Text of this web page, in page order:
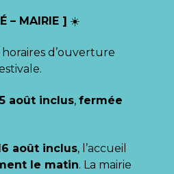
– MAIRIE ] ☀️
horaires d’ouverture
août inclus, fermée
août inclus, l’accueil
le matin. La mairie